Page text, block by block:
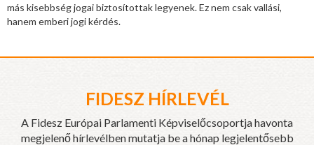
más kisebbség jogai biztosítottak legyenek. Ez nem csak vallási,
hanem emberi jogi kérdés.
FIDESZ HÍRLEVÉL
A Fidesz Európai Parlamenti Képviselőcsoportja havonta
megjelenő hírlevélben mutatja be a hónap legjelentősebb